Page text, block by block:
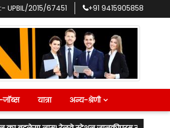
UPBIL/2015/67451 +91 9415905858
यात्रा अन्य-श्रेणी